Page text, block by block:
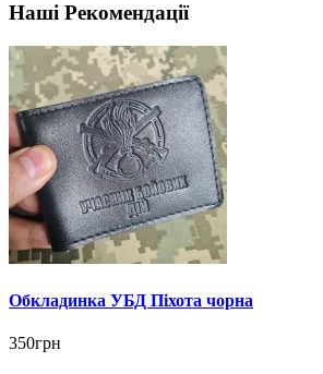
Наші Рекомендації
Обкладинка УБД Піхота чорна
350грн